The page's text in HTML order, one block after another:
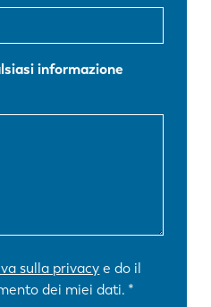
informazione
sulla privacy e do il
dei miei dati.